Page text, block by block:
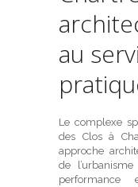
au
Le complexe
des Clos à
approche
de
performance